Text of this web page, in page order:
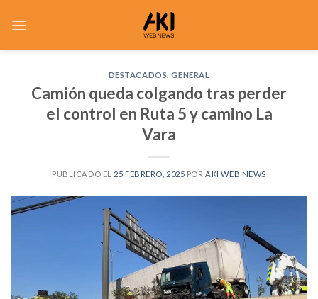
DESTACADOS ,GENERAL
Camión queda colgando tras perder
el control en Ruta 5 y camino La
Vara
PUBLICADO EL 25 FEBRERO, 2025 POR AKI WEB NEWS